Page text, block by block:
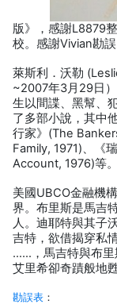
版》，感謝L8879
校。感謝Vivian勘誤
萊斯利．沃勒
~2007年3月29日
生以間諜、黑幫、
了多部小說，其中
行家》(The
Family, 1971)、《
Account, 1976)等。
美國UBCO金融機
界。布里斯是馬吉
人。迪耶特與其子
吉特，欲借揭穿私
……，馬吉特與布里
艾里希卻奇蹟般地
勘誤表 ：